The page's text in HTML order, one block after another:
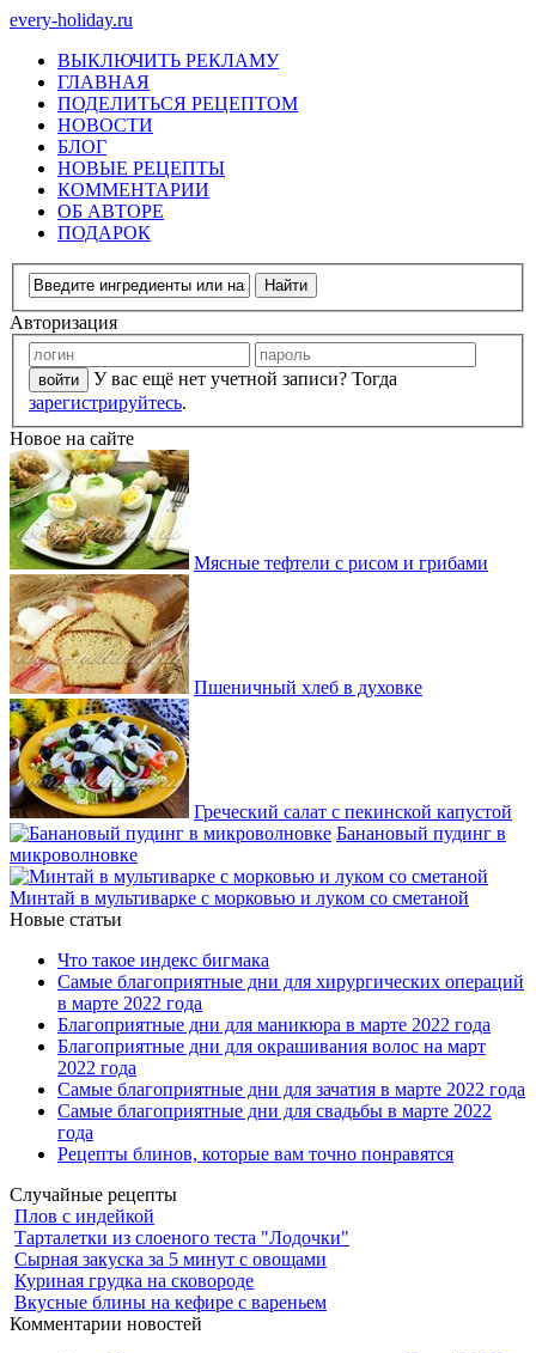
every-holiday.ru
ВЫКЛЮЧИТЬ РЕКЛАМУ
ГЛАВНАЯ
ПОДЕЛИТЬСЯ РЕЦЕПТОМ
НОВОСТИ
БЛОГ
НОВЫЕ РЕЦЕПТЫ
КОММЕНТАРИИ
ОБ АВТОРЕ
ПОДАРОК
Авторизация
У вас ещё нет учетной записи? Тогда
зарегистрируйтесь.
Новое на сайте
Мясные тефтели с рисом и грибами
Пшеничный хлеб в духовке
Греческий салат с пекинской капустой
Банановый пудинг в
микроволновке
Минтай в мультиварке с морковью и луком со сметаной
Новые статьи
Что такое индекс бигмака
Самые благоприятные дни для хирургических операций
в марте 2022 года
Благоприятные дни для маникюра в марте 2022 года
Благоприятные дни для окрашивания волос на март
2022 года
Самые благоприятные дни для зачатия в марте 2022 года
Самые благоприятные дни для свадьбы в марте 2022
года
Рецепты блинов, которые вам точно понравятся
Случайные рецепты
Плов с индейкой
Тарталетки из слоеного теста "Лодочки"
Сырная закуска за 5 минут с овощами
Куриная грудка на сковороде
Вкусные блины на кефире с вареньем
Комментарии новостей